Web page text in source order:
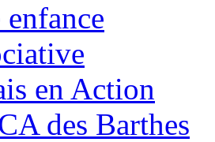
en Action
des Barthes